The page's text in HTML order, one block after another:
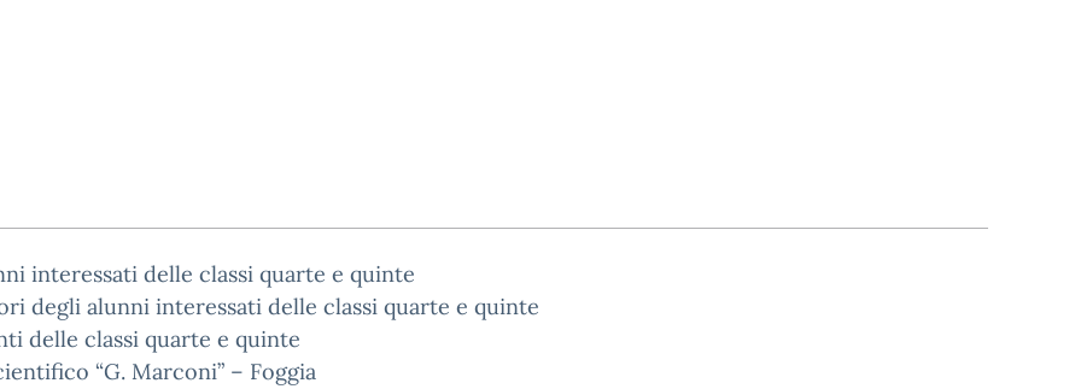
interessati delle classi quarte e quinte
degli alunni interessati delle classi quarte e quinte
delle classi quarte e quinte
“G. Marconi” – Foggia